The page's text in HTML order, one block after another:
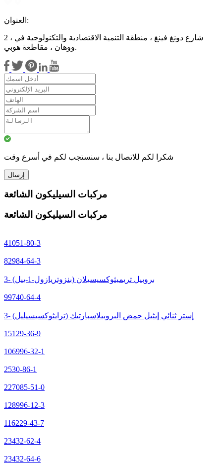
العنوان:
2 ، شارع دونغ فينغ ، منطقة التنمية الاقتصادية والتكنولوجية في
ووهان ، مقاطعة هوبي.
شكرا لكم للاتصال بنا ، سنستجب لكم في أسرع وقت
إرسال
مركبات السيليكون الشائعة
مركبات السيليكون الشائعة
41051-80-3
82984-64-3
3- (بنزوتريازول-1-ييل) بروبيل تريميثوكسيسيلان
99740-64-4
3- (ترايثوكسيسيليل) إستر ثنائي إيثيل حمض البروبيلاسبارتيك
15129-36-9
106996-32-1
2530-86-1
227085-51-0
128996-12-3
116229-43-7
23432-62-4
23432-64-6